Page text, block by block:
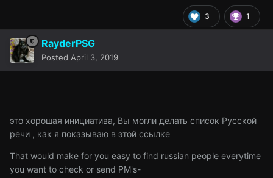
3 1
RayderPSG
Posted April 3, 2019
это хорошая инициатива, Вы могли делать список Русской
речи , как я показываю в этой ссылке
That would make for you easy to find russian people everytime
you want to check or send PM's-